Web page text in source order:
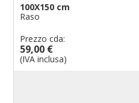
100X150 cm
Raso
Prezzo cda:
59,00 €
(IVA inclusa)